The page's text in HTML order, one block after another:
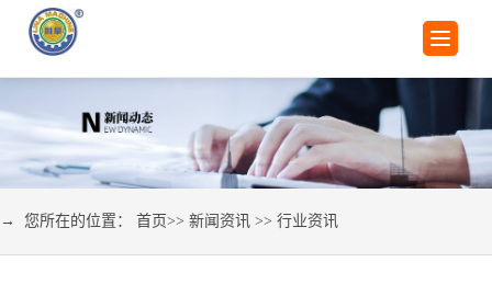
→ 您所在的位置： 首页>> 新闻资讯 >> 行业资讯